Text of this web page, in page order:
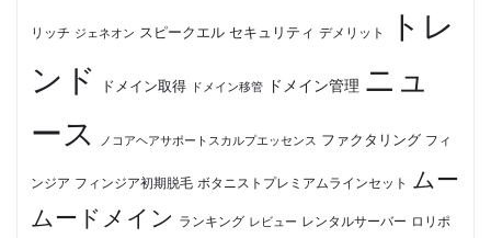
リッチ ジェネオン スピークエル セキュリティ デメリット
トレ
ンド
ドメイン取得 ドメイン移管 ドメイン管理 ニュ
ース
ノコアヘアサポートスカルプエッセンス ファクタリング フィ
ンジア フィンジア初期脱毛 ボタニストプレミアムラインセット ムー
ムードメイン ランキング レビュー レンタルサーバー ロリポ